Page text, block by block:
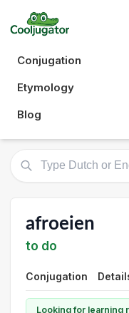
Conjugation
Etymology
Blog
afroeien
to do
Conjugation
Looking for learning